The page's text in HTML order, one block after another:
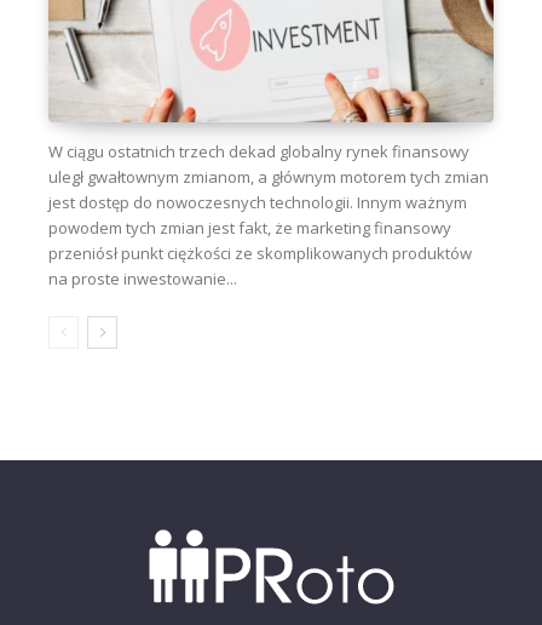
W ciągu ostatnich trzech dekad globalny rynek finansowy
uległ gwałtownym zmianom, a głównym motorem tych zmian
jest dostęp do nowoczesnych technologii. Innym ważnym
powodem tych zmian jest fakt, że marketing finansowy
przeniósł punkt ciężkości ze skomplikowanych produktów
na proste inwestowanie...